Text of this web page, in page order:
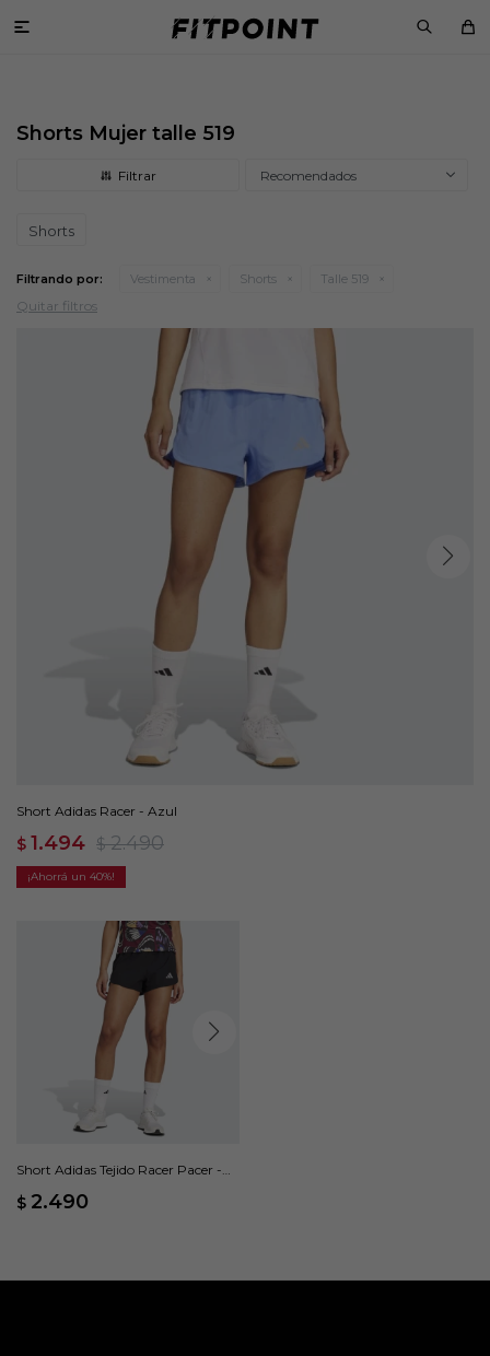

Shorts Mujer talle 519
Recomendados
Shorts
Filtrando por: Vestimenta Shorts Talle 519
Quitar filtros
Short Adidas Racer - Azul
$ 1.494 $ 2.490
40
Short Adidas Tejido Racer Pacer -
$ 2.490